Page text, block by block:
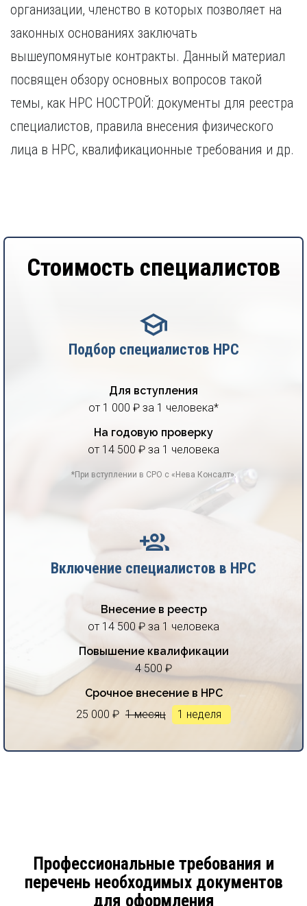
Курск
Л
Липецк
М
Магнитогорск
Махачкала
Мурманск
Н
Новосибирск
Чебоксары
Челябинск
Череповец
Ярославль
организации, членство в которых позволяет на
законных основаниях заключать
вышеупомянутые контракты. Данный материал
посвящен обзору основных вопросов такой
темы, как НРС НОСТРОЙ: документы для реестра
специалистов, правила внесения физического
лица в НРС, квалификационные требования и др.
Стоимость специалистов
Подбор специалистов НРС
Для вступления
от 1 000 ₽ за 1 человека*
На годовую проверку
от 14 500 ₽ за 1 человека
*При вступлении в СРО с «Нева Консалт».
Включение специалистов в НРС
Внесение в реестр
от 14 500 ₽ за 1 человека
Повышение квалификации
4 500 ₽
Срочное внесение в НРС
25 000 ₽ 1 месяц 1 неделя
Профессиональные требования и
перечень необходимых документов
для оформления